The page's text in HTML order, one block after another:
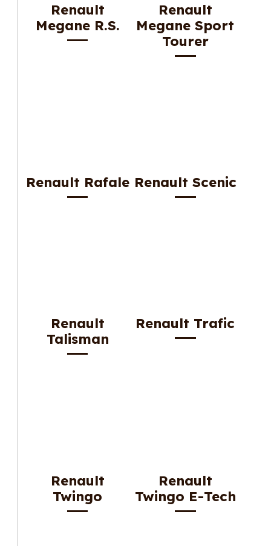
Renault
Megane R.S.
Renault
Megane Sport
Tourer
Renault Rafale Renault Scenic
Renault
Talisman
Renault Trafic
Renault
Twingo
Renault
Twingo E-Tech